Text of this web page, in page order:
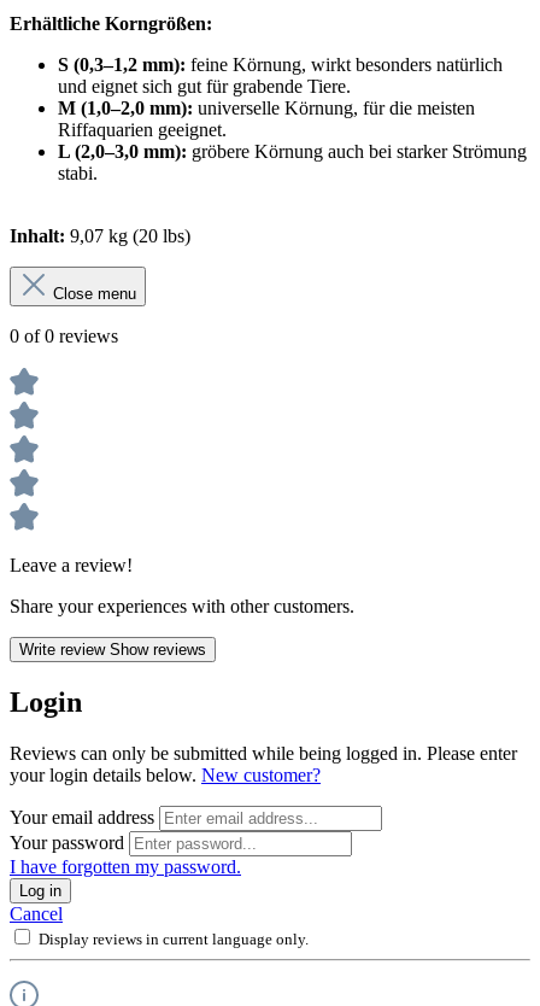
Erhältliche Korngrößen:
S (0,3–1,2 mm): feine Körnung, wirkt besonders natürlich
und eignet sich gut für grabende Tiere.
M (1,0–2,0 mm): universelle Körnung, für die meisten
Riffaquarien geeignet.
L (2,0–3,0 mm): gröbere Körnung auch bei starker Strömung
stabi.
Inhalt: 9,07 kg (20 lbs)
Close menu
0 of 0 reviews
Leave a review!
Share your experiences with other customers.
Write review Show reviews
Login
Reviews can only be submitted while being logged in. Please enter
your login details below. New customer?
Your email address
Your password
I have forgotten my password.
Log in
Cancel
Display reviews in current language only.